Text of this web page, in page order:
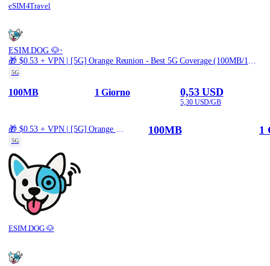
eSIM4Travel
ESIM.DOG 🐶·
5G
100MB 1 Giorno 0,53 USD
5,30 USD/GB
5G
ESIM.DOG 🐶
100MB 1